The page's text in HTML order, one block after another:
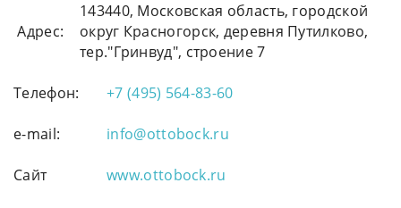
Адрес:
143440, Московская область, городской
округ Красногорск, деревня Путилково,
тер."Гринвуд", строение 7
Телефон: +7 (495) 564-83-60
e-mail: info@ottobock.ru
Сайт www.ottobock.ru